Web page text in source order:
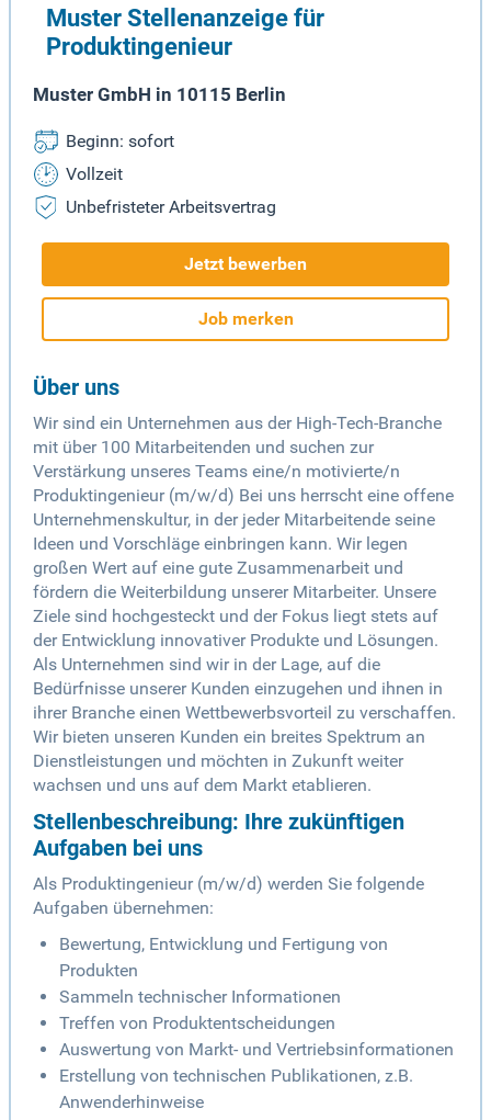
Muster Stellenanzeige für
Produktingenieur
Muster GmbH in 10115 Berlin
Beginn: sofort
Vollzeit
Unbefristeter Arbeitsvertrag
Jetzt bewerben
Job merken
Über uns
Wir sind ein Unternehmen aus der High-Tech-Branche
mit über 100 Mitarbeitenden und suchen zur
Verstärkung unseres Teams eine/n motivierte/n
Produktingenieur (m/w/d) Bei uns herrscht eine offene
Unternehmenskultur, in der jeder Mitarbeitende seine
Ideen und Vorschläge einbringen kann. Wir legen
großen Wert auf eine gute Zusammenarbeit und
fördern die Weiterbildung unserer Mitarbeiter. Unsere
Ziele sind hochgesteckt und der Fokus liegt stets auf
der Entwicklung innovativer Produkte und Lösungen.
Als Unternehmen sind wir in der Lage, auf die
Bedürfnisse unserer Kunden einzugehen und ihnen in
ihrer Branche einen Wettbewerbsvorteil zu verschaffen.
Wir bieten unseren Kunden ein breites Spektrum an
Dienstleistungen und möchten in Zukunft weiter
wachsen und uns auf dem Markt etablieren.
Stellenbeschreibung: Ihre zukünftigen
Aufgaben bei uns
Als Produktingenieur (m/w/d) werden Sie folgende
Aufgaben übernehmen:
Bewertung, Entwicklung und Fertigung von
Produkten
Sammeln technischer Informationen
Treffen von Produktentscheidungen
Auswertung von Markt- und Vertriebsinformationen
Erstellung von technischen Publikationen, z.B.
Anwenderhinweise